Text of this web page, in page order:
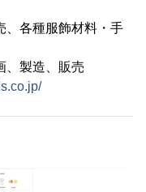
各種服飾材料・手
造、販売